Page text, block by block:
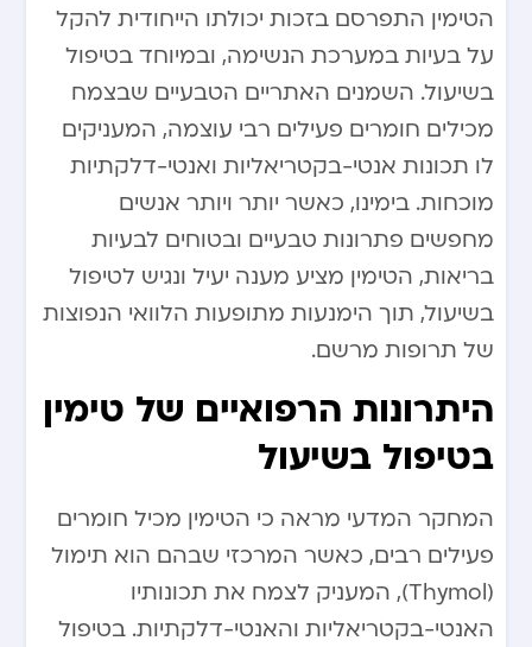
הטימין התפרסם בזכות יכולתו הייחודית להקל
על בעיות במערכת הנשימה, ובמיוחד בטיפול
בשיעול. השמנים האתריים הטבעיים שבצמח
מכילים חומרים פעילים רבי עוצמה, המעניקים
לו תכונות אנטי-בקטריאליות ואנטי-דלקתיות
מוכחות. בימינו, כאשר יותר ויותר אנשים
מחפשים פתרונות טבעיים ובטוחים לבעיות
בריאות, הטימין מציע מענה יעיל ונגיש לטיפול
בשיעול, תוך הימנעות מתופעות הלוואי הנפוצות
של תרופות מרשם.
היתרונות הרפואיים של טימין
בטיפול בשיעול
המחקר המדעי מראה כי הטימין מכיל חומרים
פעילים רבים, כאשר המרכזי שבהם הוא תימול
(Thymol), המעניק לצמח את תכונותיו
האנטי-בקטריאליות והאנטי-דלקתיות. בטיפול